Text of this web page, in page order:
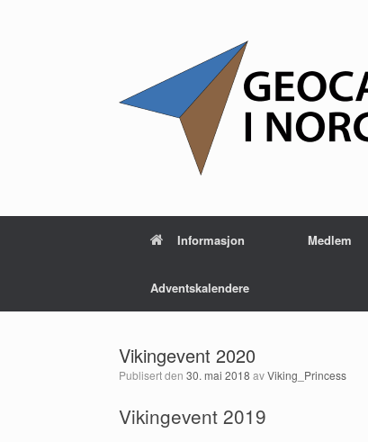
Informasjon Medlem
Adventskalendere
Vikingevent 2020
Publisert den 30. mai 2018 avViking_Princess
Vikingevent 2019